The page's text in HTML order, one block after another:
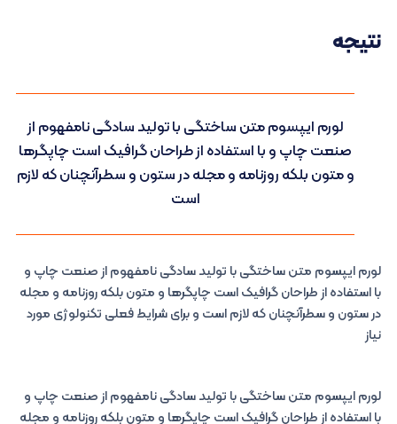
نتیجه
لورم ایپسوم متن ساختگی با تولید سادگی نامفهوم از
صنعت چاپ و با استفاده از طراحان گرافیک است چاپگرها
و متون بلکه روزنامه و مجله در ستون و سطرآنچنان که لازم
است
لورم ایپسوم متن ساختگی با تولید سادگی نامفهوم از صنعت چاپ و
با استفاده از طراحان گرافیک است چاپگرها و متون بلکه روزنامه و مجله
در ستون و سطرآنچنان که لازم است و برای شرایط فعلی تکنولوژی مورد
نیاز
لورم ایپسوم متن ساختگی با تولید سادگی نامفهوم از صنعت چاپ و
با استفاده از طراحان گرافیک است چاپگرها و متون بلکه روزنامه و مجله